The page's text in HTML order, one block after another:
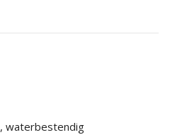
waterbestendig